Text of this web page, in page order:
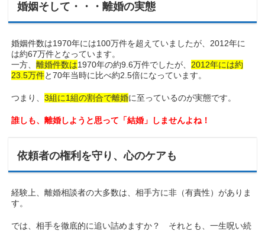
婚姻そして・・・離婚の実態
婚姻件数は1970年には100万件を超えていましたが、2012年に
は約67万件となっています。
一方、離婚件数は1970年の約9.6万件でしたが、 2012年には約
23.5万件と70年当時に比べ約2.5倍になっています。
つまり、3組に1組の割合で離婚に至っているのが実態です。
誰しも、離婚しようと思って「結婚」しませんよね！
依頼者の権利を守り、心のケアも
経験上、離婚相談者の大多数は、相手方に非（有責性）がありま
す。
では、相手を徹底的に追い詰めますか？ それとも、一生呪い続